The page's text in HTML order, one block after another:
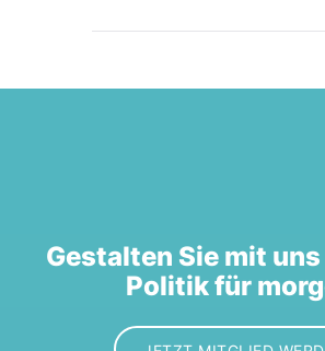
Gestalten Sie mit
Politik für